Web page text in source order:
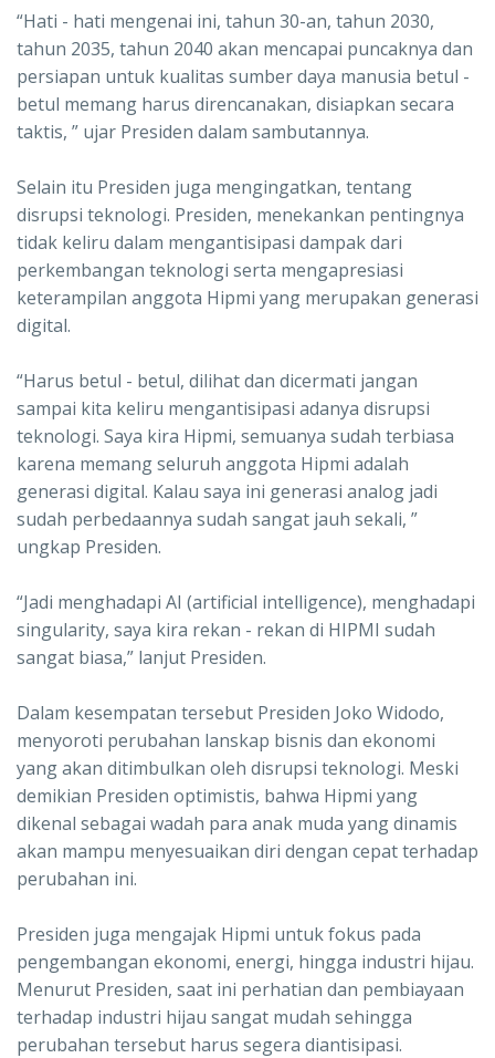
“Hati - hati mengenai ini, tahun 30-an, tahun 2030,
tahun 2035, tahun 2040 akan mencapai puncaknya dan
persiapan untuk kualitas sumber daya manusia betul -
betul memang harus direncanakan, disiapkan secara
taktis, ” ujar Presiden dalam sambutannya.
Selain itu Presiden juga mengingatkan, tentang
disrupsi teknologi. Presiden, menekankan pentingnya
tidak keliru dalam mengantisipasi dampak dari
perkembangan teknologi serta mengapresiasi
keterampilan anggota Hipmi yang merupakan generasi
digital.
“Harus betul - betul, dilihat dan dicermati jangan
sampai kita keliru mengantisipasi adanya disrupsi
teknologi. Saya kira Hipmi, semuanya sudah terbiasa
karena memang seluruh anggota Hipmi adalah
generasi digital. Kalau saya ini generasi analog jadi
sudah perbedaannya sudah sangat jauh sekali, ”
ungkap Presiden.
“Jadi menghadapi AI (artificial intelligence), menghadapi
singularity, saya kira rekan - rekan di HIPMI sudah
sangat biasa,” lanjut Presiden.
Dalam kesempatan tersebut Presiden Joko Widodo,
menyoroti perubahan lanskap bisnis dan ekonomi
yang akan ditimbulkan oleh disrupsi teknologi. Meski
demikian Presiden optimistis, bahwa Hipmi yang
dikenal sebagai wadah para anak muda yang dinamis
akan mampu menyesuaikan diri dengan cepat terhadap
perubahan ini.
Presiden juga mengajak Hipmi untuk fokus pada
pengembangan ekonomi, energi, hingga industri hijau.
Menurut Presiden, saat ini perhatian dan pembiayaan
terhadap industri hijau sangat mudah sehingga
perubahan tersebut harus segera diantisipasi.